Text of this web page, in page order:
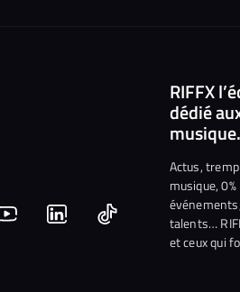
NousNous Nous
RIFFX
dédié
musique.
Actus,
musique,
talents…
et ceux qui